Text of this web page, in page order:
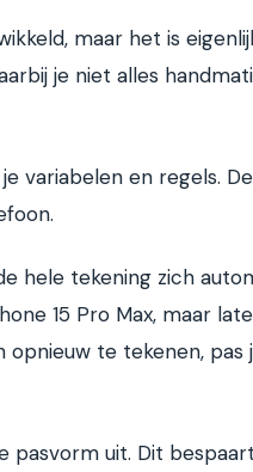
maar het is
je niet alles
variabelen en regels.
hele tekening zich
15 Pro Max, maar
opnieuw te tekenen,
pasvorm uit. Dit